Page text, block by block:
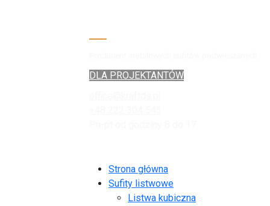
DLA PROJEKTANTÓW
Strona główna
Sufity listwowe
Listwa kubiczna